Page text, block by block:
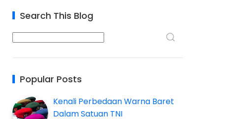
Search This Blog
Popular Posts
Kenali Perbedaan Warna Baret
Dalam Satuan TNI